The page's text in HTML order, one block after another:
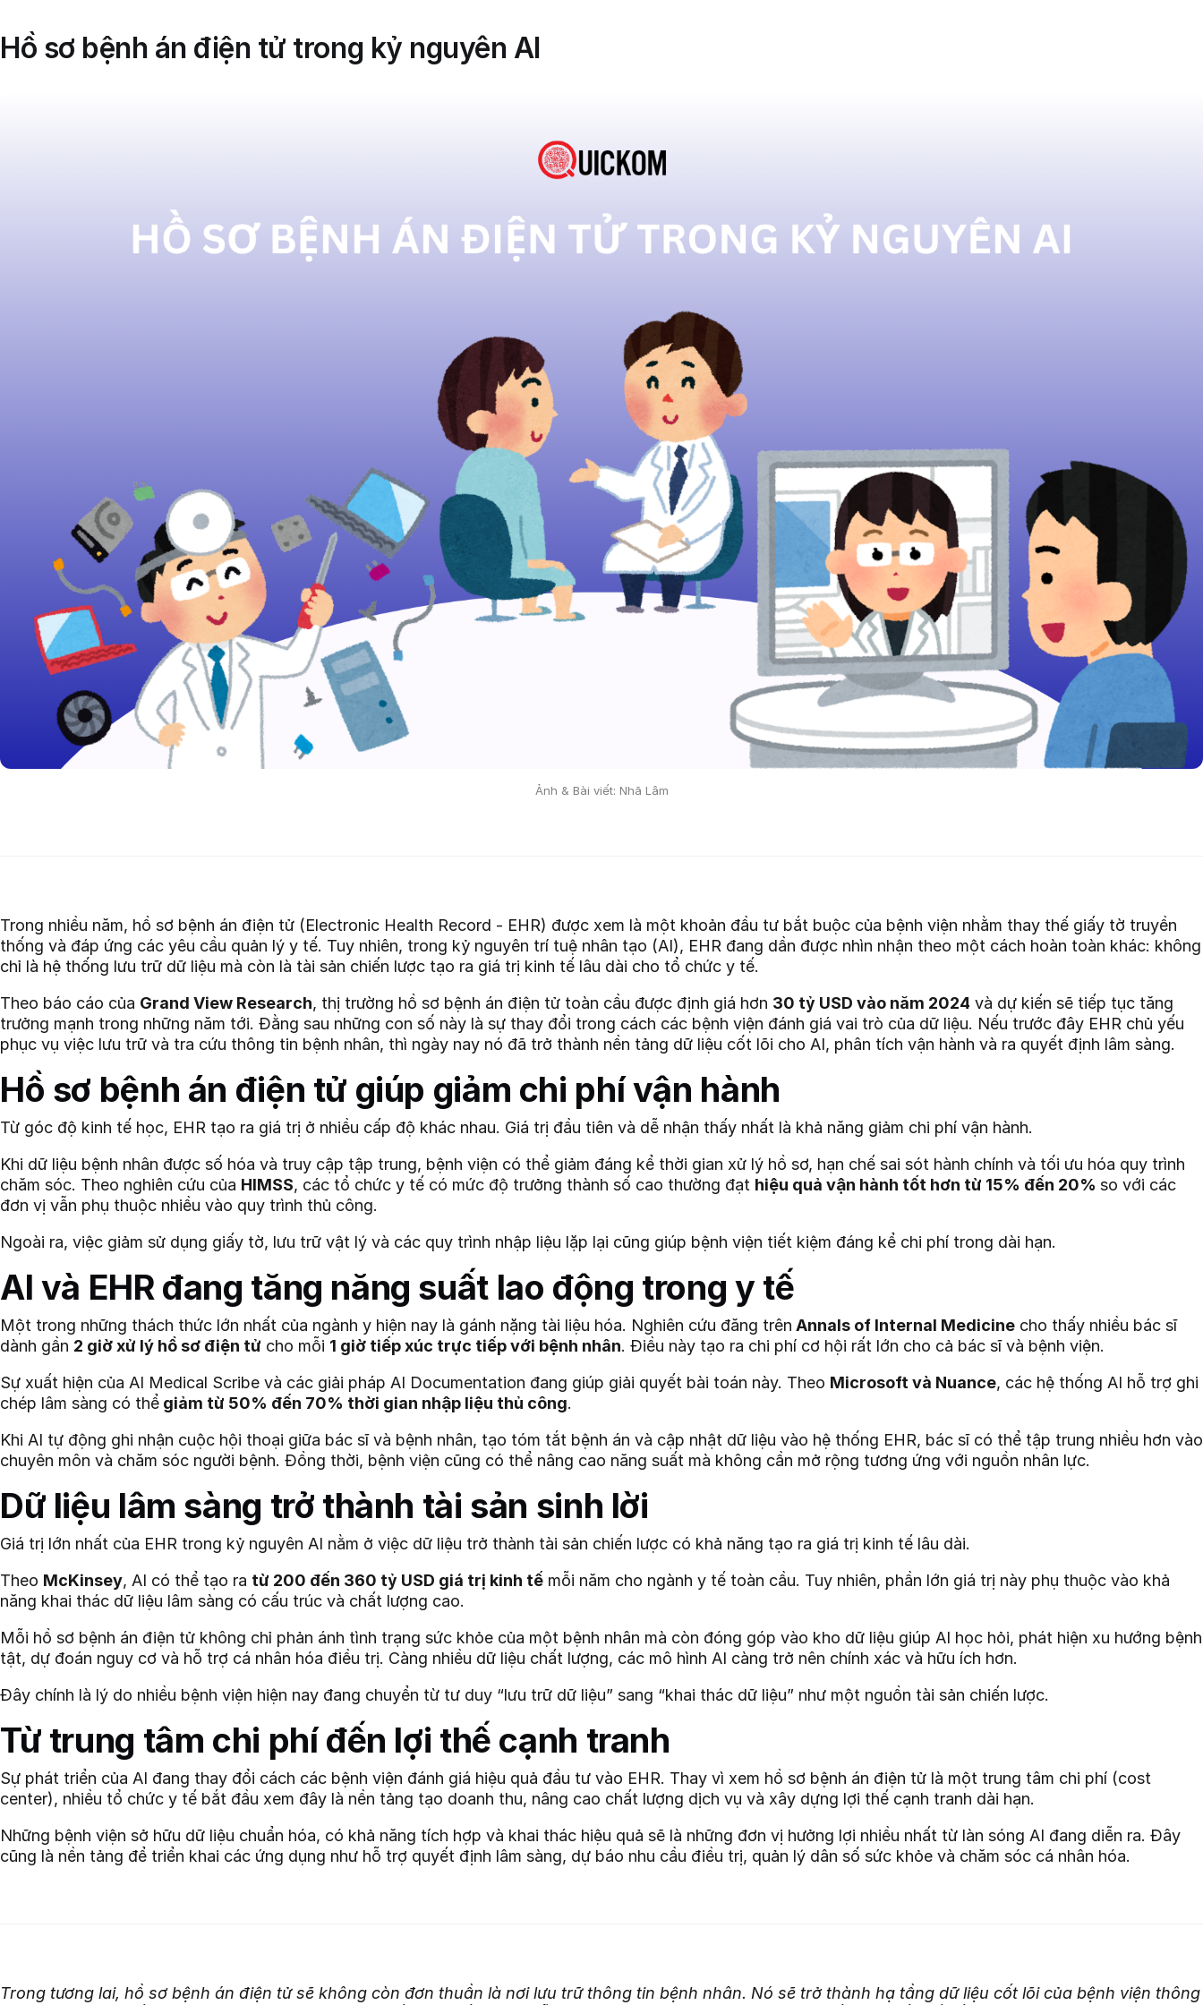
Hồ sơ bệnh án điện tử trong kỷ nguyên AI
Ảnh & Bài viết: Nhã Lâm
Trong nhiều năm, hồ sơ bệnh án điện tử (Electronic Health Record - EHR) được xem là một khoản đầu tư bắt buộc của bệnh viện nhằm thay thế giấy tờ truyền
thống và đáp ứng các yêu cầu quản lý y tế. Tuy nhiên, trong kỷ nguyên trí tuệ nhân tạo (AI), EHR đang dần được nhìn nhận theo một cách hoàn toàn khác: không
chỉ là hệ thống lưu trữ dữ liệu mà còn là tài sản chiến lược tạo ra giá trị kinh tế lâu dài cho tổ chức y tế.
Theo báo cáo của Grand View Research, thị trường hồ sơ bệnh án điện tử toàn cầu được định giá hơn 30 tỷ USD vào năm 2024 và dự kiến sẽ tiếp tục tăng
trưởng mạnh trong những năm tới. Đằng sau những con số này là sự thay đổi trong cách các bệnh viện đánh giá vai trò của dữ liệu. Nếu trước đây EHR chủ yếu
phục vụ việc lưu trữ và tra cứu thông tin bệnh nhân, thì ngày nay nó đã trở thành nền tảng dữ liệu cốt lõi cho AI, phân tích vận hành và ra quyết định lâm sàng.
Hồ sơ bệnh án điện tử giúp giảm chi phí vận hành
Từ góc độ kinh tế học, EHR tạo ra giá trị ở nhiều cấp độ khác nhau. Giá trị đầu tiên và dễ nhận thấy nhất là khả năng giảm chi phí vận hành.
Khi dữ liệu bệnh nhân được số hóa và truy cập tập trung, bệnh viện có thể giảm đáng kể thời gian xử lý hồ sơ, hạn chế sai sót hành chính và tối ưu hóa quy trình
chăm sóc. Theo nghiên cứu của HIMSS, các tổ chức y tế có mức độ trưởng thành số cao thường đạt hiệu quả vận hành tốt hơn từ 15% đến 20% so với các
đơn vị vẫn phụ thuộc nhiều vào quy trình thủ công.
Ngoài ra, việc giảm sử dụng giấy tờ, lưu trữ vật lý và các quy trình nhập liệu lặp lại cũng giúp bệnh viện tiết kiệm đáng kể chi phí trong dài hạn.
AI và EHR đang tăng năng suất lao động trong y tế
Một trong những thách thức lớn nhất của ngành y hiện nay là gánh nặng tài liệu hóa. Nghiên cứu đăng trên Annals of Internal Medicine cho thấy nhiều bác sĩ
dành gần 2 giờ xử lý hồ sơ điện tử cho mỗi 1 giờ tiếp xúc trực tiếp với bệnh nhân. Điều này tạo ra chi phí cơ hội rất lớn cho cả bác sĩ và bệnh viện.
Sự xuất hiện của AI Medical Scribe và các giải pháp AI Documentation đang giúp giải quyết bài toán này. Theo Microsoft và Nuance, các hệ thống AI hỗ trợ ghi
chép lâm sàng có thể giảm từ 50% đến 70% thời gian nhập liệu thủ công.
Khi AI tự động ghi nhận cuộc hội thoại giữa bác sĩ và bệnh nhân, tạo tóm tắt bệnh án và cập nhật dữ liệu vào hệ thống EHR, bác sĩ có thể tập trung nhiều hơn vào
chuyên môn và chăm sóc người bệnh. Đồng thời, bệnh viện cũng có thể nâng cao năng suất mà không cần mở rộng tương ứng với nguồn nhân lực.
Dữ liệu lâm sàng trở thành tài sản sinh lời
Giá trị lớn nhất của EHR trong kỷ nguyên AI nằm ở việc dữ liệu trở thành tài sản chiến lược có khả năng tạo ra giá trị kinh tế lâu dài.
Theo McKinsey, AI có thể tạo ra từ 200 đến 360 tỷ USD giá trị kinh tế mỗi năm cho ngành y tế toàn cầu. Tuy nhiên, phần lớn giá trị này phụ thuộc vào khả
năng khai thác dữ liệu lâm sàng có cấu trúc và chất lượng cao.
Mỗi hồ sơ bệnh án điện tử không chỉ phản ánh tình trạng sức khỏe của một bệnh nhân mà còn đóng góp vào kho dữ liệu giúp AI học hỏi, phát hiện xu hướng bệnh
tật, dự đoán nguy cơ và hỗ trợ cá nhân hóa điều trị. Càng nhiều dữ liệu chất lượng, các mô hình AI càng trở nên chính xác và hữu ích hơn.
Đây chính là lý do nhiều bệnh viện hiện nay đang chuyển từ tư duy “lưu trữ dữ liệu” sang “khai thác dữ liệu” như một nguồn tài sản chiến lược.
Từ trung tâm chi phí đến lợi thế cạnh tranh
Sự phát triển của AI đang thay đổi cách các bệnh viện đánh giá hiệu quả đầu tư vào EHR. Thay vì xem hồ sơ bệnh án điện tử là một trung tâm chi phí (cost
center), nhiều tổ chức y tế bắt đầu xem đây là nền tảng tạo doanh thu, nâng cao chất lượng dịch vụ và xây dựng lợi thế cạnh tranh dài hạn.
Những bệnh viện sở hữu dữ liệu chuẩn hóa, có khả năng tích hợp và khai thác hiệu quả sẽ là những đơn vị hưởng lợi nhiều nhất từ làn sóng AI đang diễn ra. Đây
cũng là nền tảng để triển khai các ứng dụng như hỗ trợ quyết định lâm sàng, dự báo nhu cầu điều trị, quản lý dân số sức khỏe và chăm sóc cá nhân hóa.
Trong tương lai, hồ sơ bệnh án điện tử sẽ không còn đơn thuần là nơi lưu trữ thông tin bệnh nhân. Nó sẽ trở thành hạ tầng dữ liệu cốt lõi của bệnh viện thông